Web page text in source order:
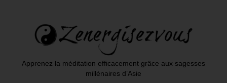
Apprenez la méditation efficacement grâce aux sagesses
millénaires d’Asie